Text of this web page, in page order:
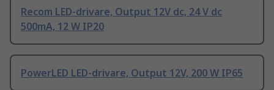
Recom LED-drivare, Output 12V dc, 24 V dc
500mA, 12 W IP20
PowerLED LED-drivare, Output 12V, 200 W IP65